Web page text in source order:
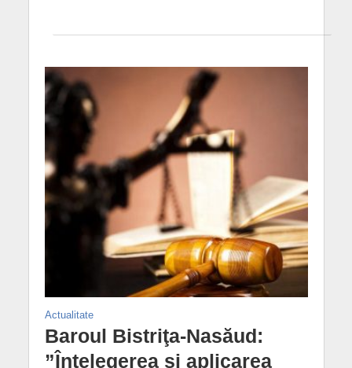
Actualitate
Baroul Bistriţa-Nasăud:
”Înțelegerea şi aplicarea